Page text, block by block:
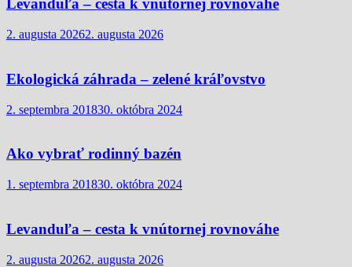
Levanduľa – cesta k vnútornej rovnováhe
2. augusta 20262. augusta 2026
Ekologická záhrada – zelené kráľovstvo
2. septembra 201830. októbra 2024
Ako vybrať rodinný bazén
1. septembra 201830. októbra 2024
Levanduľa – cesta k vnútornej rovnováhe
2. augusta 20262. augusta 2026